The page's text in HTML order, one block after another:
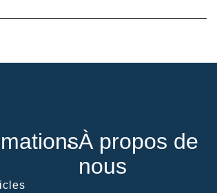
À propos de
nous